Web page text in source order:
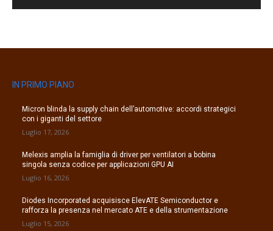
IN PRIMO PIANO
Micron blinda la supply chain dell’automotive: accordi strategici
con i giganti del settore
Luglio 17, 2026
Melexis amplia la famiglia di driver per ventilatori a bobina
singola senza codice per applicazioni GPU AI
Luglio 16, 2026
Diodes Incorporated acquisisce ElevATE Semiconductor e
rafforza la presenza nel mercato ATE e della strumentazione
Luglio 15, 2026